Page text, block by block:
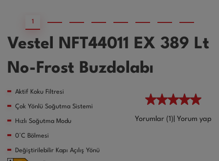
1
Vestel NFT44011 EX 389 Lt
No-Frost Buzdolabı
Aktif Koku Filtresi
Çok Yönlü Soğutma Sistemi
Hızlı Soğutma Modu
0°C Bölmesi
Değiştirilebilir Kapı Açılış Yönü
Yorumlar (1) Yorum yap